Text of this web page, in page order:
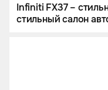
Infiniti FX37 –
стильный салон